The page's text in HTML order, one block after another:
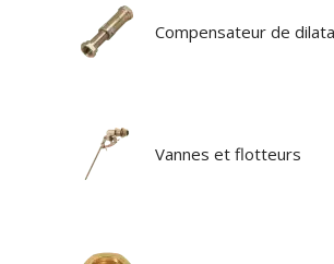
Compensateur de
Vannes et flotteurs